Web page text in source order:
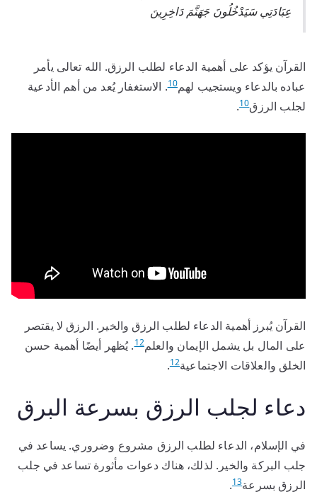
عِبَادَتِي سَيَدْخُلُونَ جَهَنَّمَ دَاخِرِينَ
القرآن يؤكد على أهمية الدعاء لطلب الرزق. الله تعالى يأمر
عباده بالدعاء ويستجيب لهم10. الاستغفار يُعد من أهم الأدعية
لجلب الرزق10
.
القرآن يُبرز أهمية الدعاء لطلب الرزق والخير. الرزق لا يقتصر
على المال بل يشمل الإيمان والعلم12. يُظهر أيضًا أهمية حسن
الخلق والعلاقات الاجتماعية12
.
دعاء لجلب الرزق بسرعة البرق
في الإسلام، الدعاء لطلب الرزق مشروع وضروري. يساعد في
جلب البركة والخير. لذلك، هناك دعوات مأثورة تساعد في جلب
الرزق بسرعة13
.